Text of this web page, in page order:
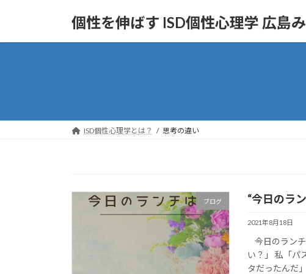
ッ
移
個性を伸ばす ISD個性心理学 広島
ISD個性心理学とは？ 思考の違い
ブログ “今日のラ
2021年8月18日
今日のラン
い？」 私「パ
タだったんだ